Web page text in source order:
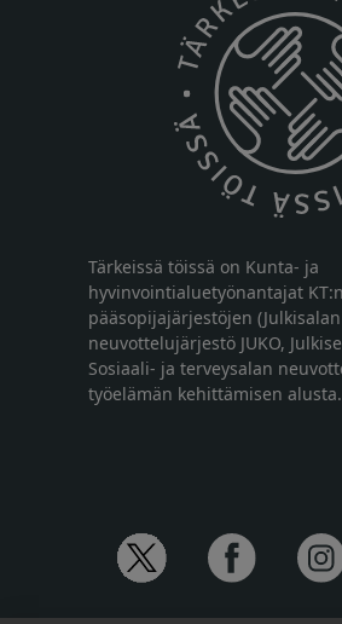
Tärkeissä töissä on Kunta- ja
hyvinvointialuetyönantajat
pääsopijajärjestöjen
neuvottelujärjestö JUKO,
Sosiaali- ja terveysalan
työelämän kehittämisen alusta.